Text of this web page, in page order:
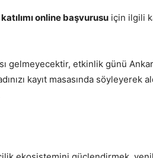
online başvurusu için ilgili
gelmeyecektir, etkinlik günü
kayıt masasında söyleyerek